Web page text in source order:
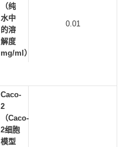
（纯
水中
的溶
解度
mg/ml）
0.01
Caco-
2
（Caco-
2细胞
模型